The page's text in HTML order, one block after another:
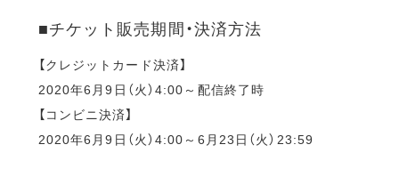
■チケット販売期間・決済方法
【クレジットカード決済】
2020年6月9日（火）4:00～配信終了時
【コンビニ決済】
2020年6月9日（火）4:00～6月23日（火）23:59